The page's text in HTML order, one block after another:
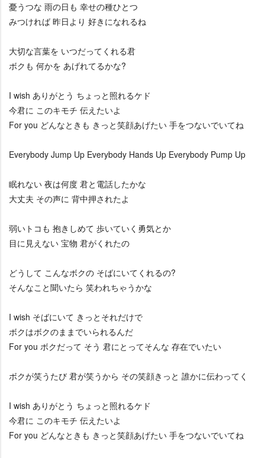
憂うつな 雨の日も 幸せの種ひとつ
みつければ 昨日より 好きになれるね
大切な言葉を いつだってくれる君
ボクも 何かを あげれてるかな?
I wish ありがとう ちょっと照れるケド
今君に このキモチ 伝えたいよ
For you どんなときも きっと笑顔あげたい 手をつないでいてね
Everybody Jump Up Everybody Hands Up Everybody Pump Up
眠れない 夜は何度 君と電話したかな
大丈夫 その声に 背中押されたよ
弱いトコも 抱きしめて 歩いていく勇気とか
目に見えない 宝物 君がくれたの
どうして こんなボクの そばにいてくれるの?
そんなこと聞いたら 笑われちゃうかな
I wish そばにいて きっとそれだけで
ボクはボクのままでいられるんだ
For you ボクだって そう 君にとってそんな 存在でいたい
ボクが笑うたび 君が笑うから その笑顔きっと 誰かに伝わってく
I wish ありがとう ちょっと照れるケド
今君に このキモチ 伝えたいよ
For you どんなときも きっと笑顔あげたい 手をつないでいてね